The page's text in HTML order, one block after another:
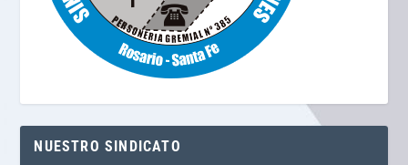
NUESTRO SINDICATO